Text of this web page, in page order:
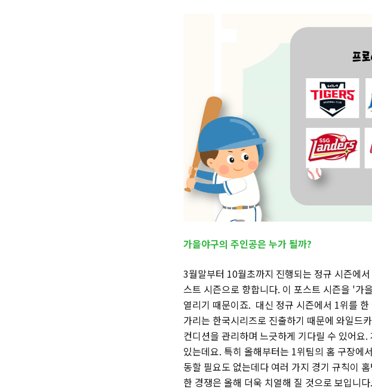
가을야구의 주인공은 누가 될까?
3월말부터 10월초까지 진행되는 정규 시즌에
스트 시즌으로 향합니다. 이 포스트 시즌을 '가
열리기 때문이죠. 대신 정규 시즌에서 1위를
가리는 한국시리즈로 진출하기 때문에 와일드
컨디션을 관리하며 느긋하게 기다릴 수 있어
있는데요. 특히 올해부터는 1위팀의 홈 구장에
동할 필요도 없는데다 여러 가지 경기 규칙이
한 경쟁은 올해 더욱 치열해 질 것으로 보입니다.